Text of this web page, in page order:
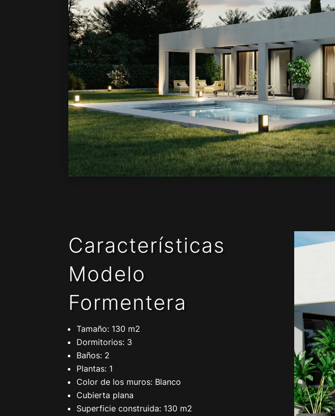
Características
Modelo
Formentera
Tamaño: 130 m2
Dormitorios: 3
Baños: 2
Plantas: 1
Color de los muros: Blanco
Cubierta plana
Superficie construida: 130 m2